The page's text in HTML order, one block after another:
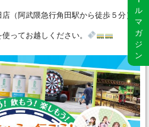
ル
マ
ガ
ジ
ン
阿武隈急行角田駅から徒歩５分）
ってお越しください。